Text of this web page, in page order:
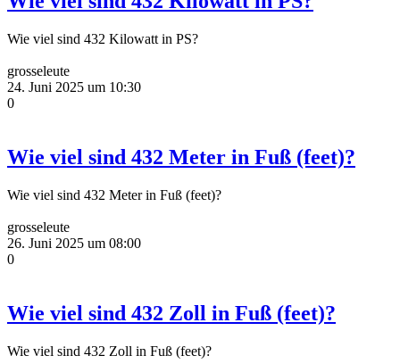
Wie viel sind 432 Kilowatt in PS?
grosseleute
24. Juni 2025 um 10:30
0
Wie viel sind 432 Meter in Fuß (feet)?
Wie viel sind 432 Meter in Fuß (feet)?
grosseleute
26. Juni 2025 um 08:00
0
Wie viel sind 432 Zoll in Fuß (feet)?
Wie viel sind 432 Zoll in Fuß (feet)?